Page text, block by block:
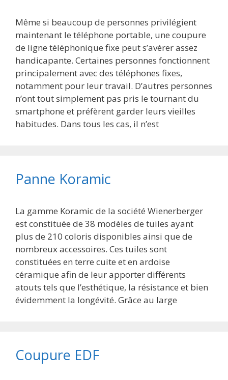
Même si beaucoup de personnes privilégient
maintenant le téléphone portable, une coupure
de ligne téléphonique fixe peut s’avérer assez
handicapante. Certaines personnes fonctionnent
principalement avec des téléphones fixes,
notamment pour leur travail. D’autres personnes
n’ont tout simplement pas pris le tournant du
smartphone et préfèrent garder leurs vieilles
habitudes. Dans tous les cas, il n’est
Panne Koramic
La gamme Koramic de la société Wienerberger
est constituée de 38 modèles de tuiles ayant
plus de 210 coloris disponibles ainsi que de
nombreux accessoires. Ces tuiles sont
constituées en terre cuite et en ardoise
céramique afin de leur apporter différents
atouts tels que l’esthétique, la résistance et bien
évidemment la longévité. Grâce au large
Coupure EDF